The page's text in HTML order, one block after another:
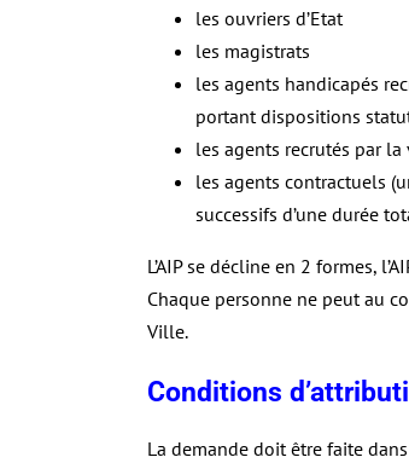
les ouvriers d’Etat
les magistrats
les agents handicapés
portant dispositions
les agents recrutés par la
les agents contractuels
successifs d’une durée
L’AIP se décline en 2 formes,
Chaque personne ne peut au
Ville.
Conditions
La demande doit être faite